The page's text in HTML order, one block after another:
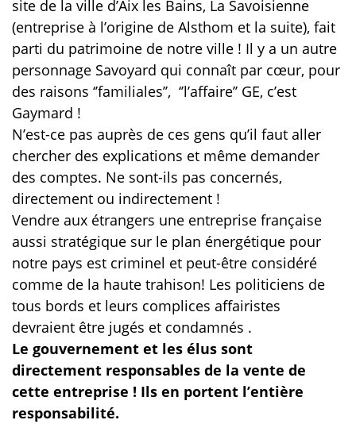
site de la ville d’Aix les Bains, La Savoisienne
(entreprise à l’origine de Alsthom et la suite), fait
parti du patrimoine de notre ville ! Il y a un autre
personnage Savoyard qui connaît par cœur, pour
des raisons ‘’familiales’’, ‘’l’affaire’’ GE, c’est
Gaymard !
N’est-ce pas auprès de ces gens qu’il faut aller
chercher des explications et même demander
des comptes. Ne sont-ils pas concernés,
directement ou indirectement !
Vendre aux étrangers une entreprise française
aussi stratégique sur le plan énergétique pour
notre pays est criminel et peut-être considéré
comme de la haute trahison! Les politiciens de
tous bords et leurs complices affairistes
devraient être jugés et condamnés .
Le gouvernement et les élus sont
directement responsables de la vente de
cette entreprise ! Ils en portent l’entière
responsabilité.